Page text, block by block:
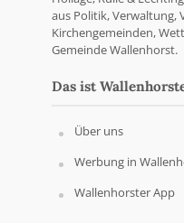
aus Politik, Verwaltung,
Kirchengemeinden,
Gemeinde Wallenhorst.
Das ist
Über uns
Werbung in
Wallenhorster App